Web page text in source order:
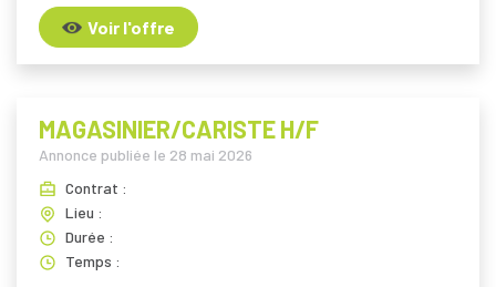
Voir l'offre
MAGASINIER/CARISTE H/F
Annonce publiée le 28 mai 2026
Contrat :
Lieu :
Durée :
Temps :